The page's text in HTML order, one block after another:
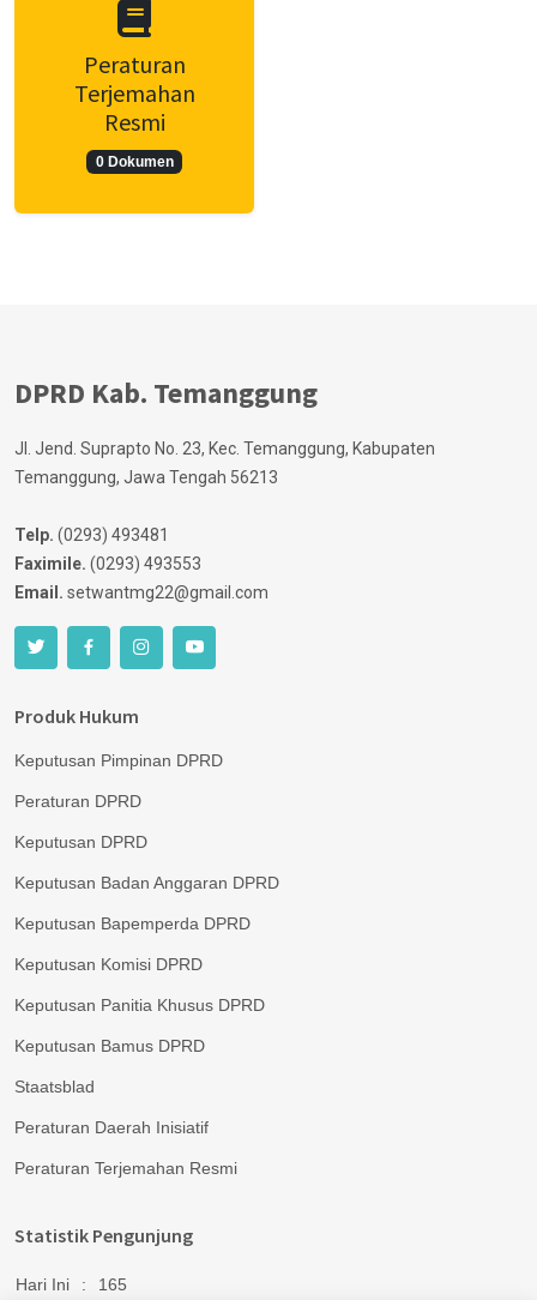
Peraturan
Terjemahan
Resmi
0 Dokumen
DPRD Kab. Temanggung
Jl. Jend. Suprapto No. 23, Kec. Temanggung, Kabupaten
Temanggung, Jawa Tengah 56213
Telp. (0293) 493481
Faximile. (0293) 493553
Email. setwantmg22@gmail.com
Produk Hukum
Keputusan Pimpinan DPRD
Peraturan DPRD
Keputusan DPRD
Keputusan Badan Anggaran DPRD
Keputusan Bapemperda DPRD
Keputusan Komisi DPRD
Keputusan Panitia Khusus DPRD
Keputusan Bamus DPRD
Staatsblad
Peraturan Daerah Inisiatif
Peraturan Terjemahan Resmi
Statistik Pengunjung
Hari Ini :
165